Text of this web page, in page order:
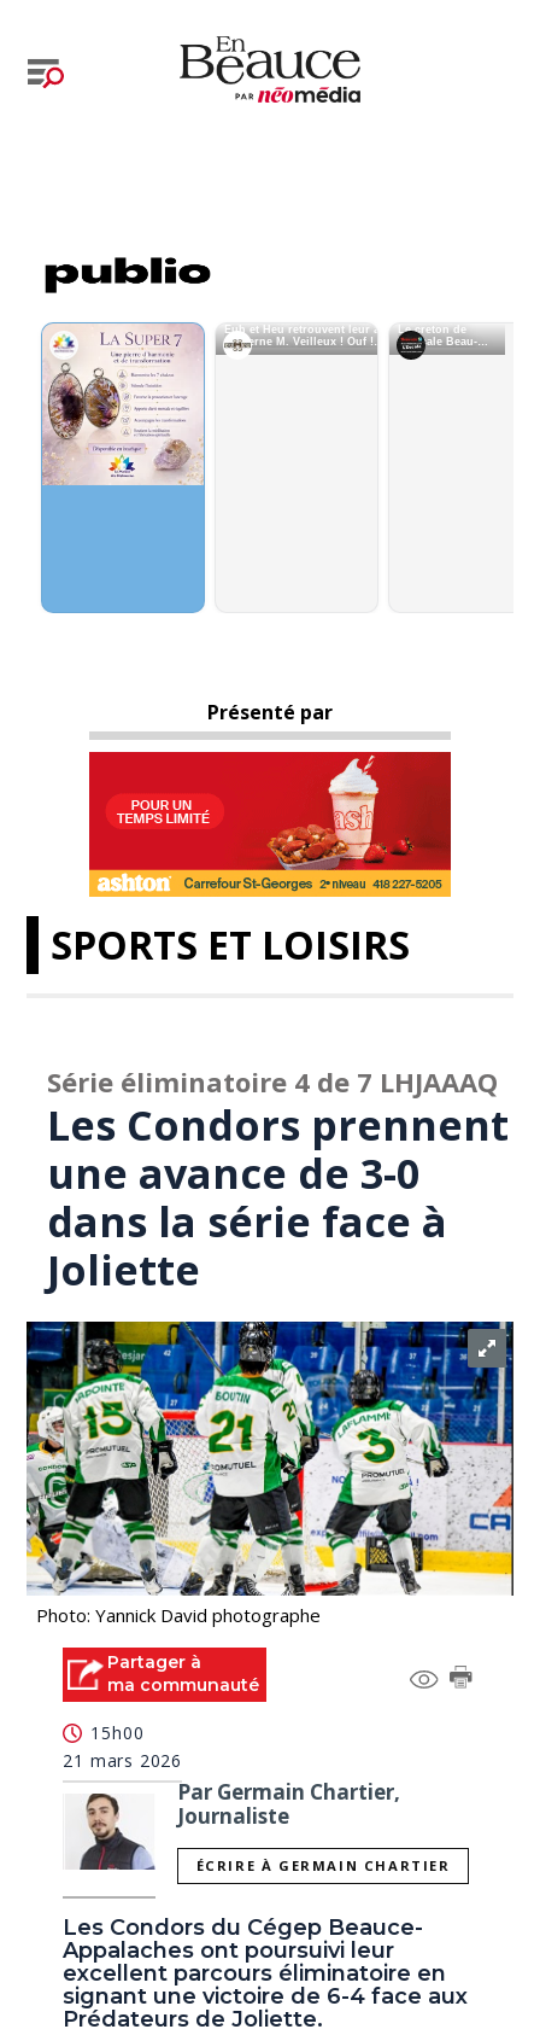
Présenté par
SPORTS ET LOISIRS
Série éliminatoire 4 de 7 LHJAAAQ
Les Condors prennent
une avance de 3-0
dans la série face à
Joliette
Photo: Yannick David photographe
Partager à
ma communauté
15h00
21 mars 2026
Par Germain Chartier,
Journaliste
ÉCRIRE À GERMAIN CHARTIER
Les Condors du Cégep Beauce-
Appalaches ont poursuivi leur
excellent parcours éliminatoire en
signant une victoire de 6-4 face aux
Prédateurs de Joliette.